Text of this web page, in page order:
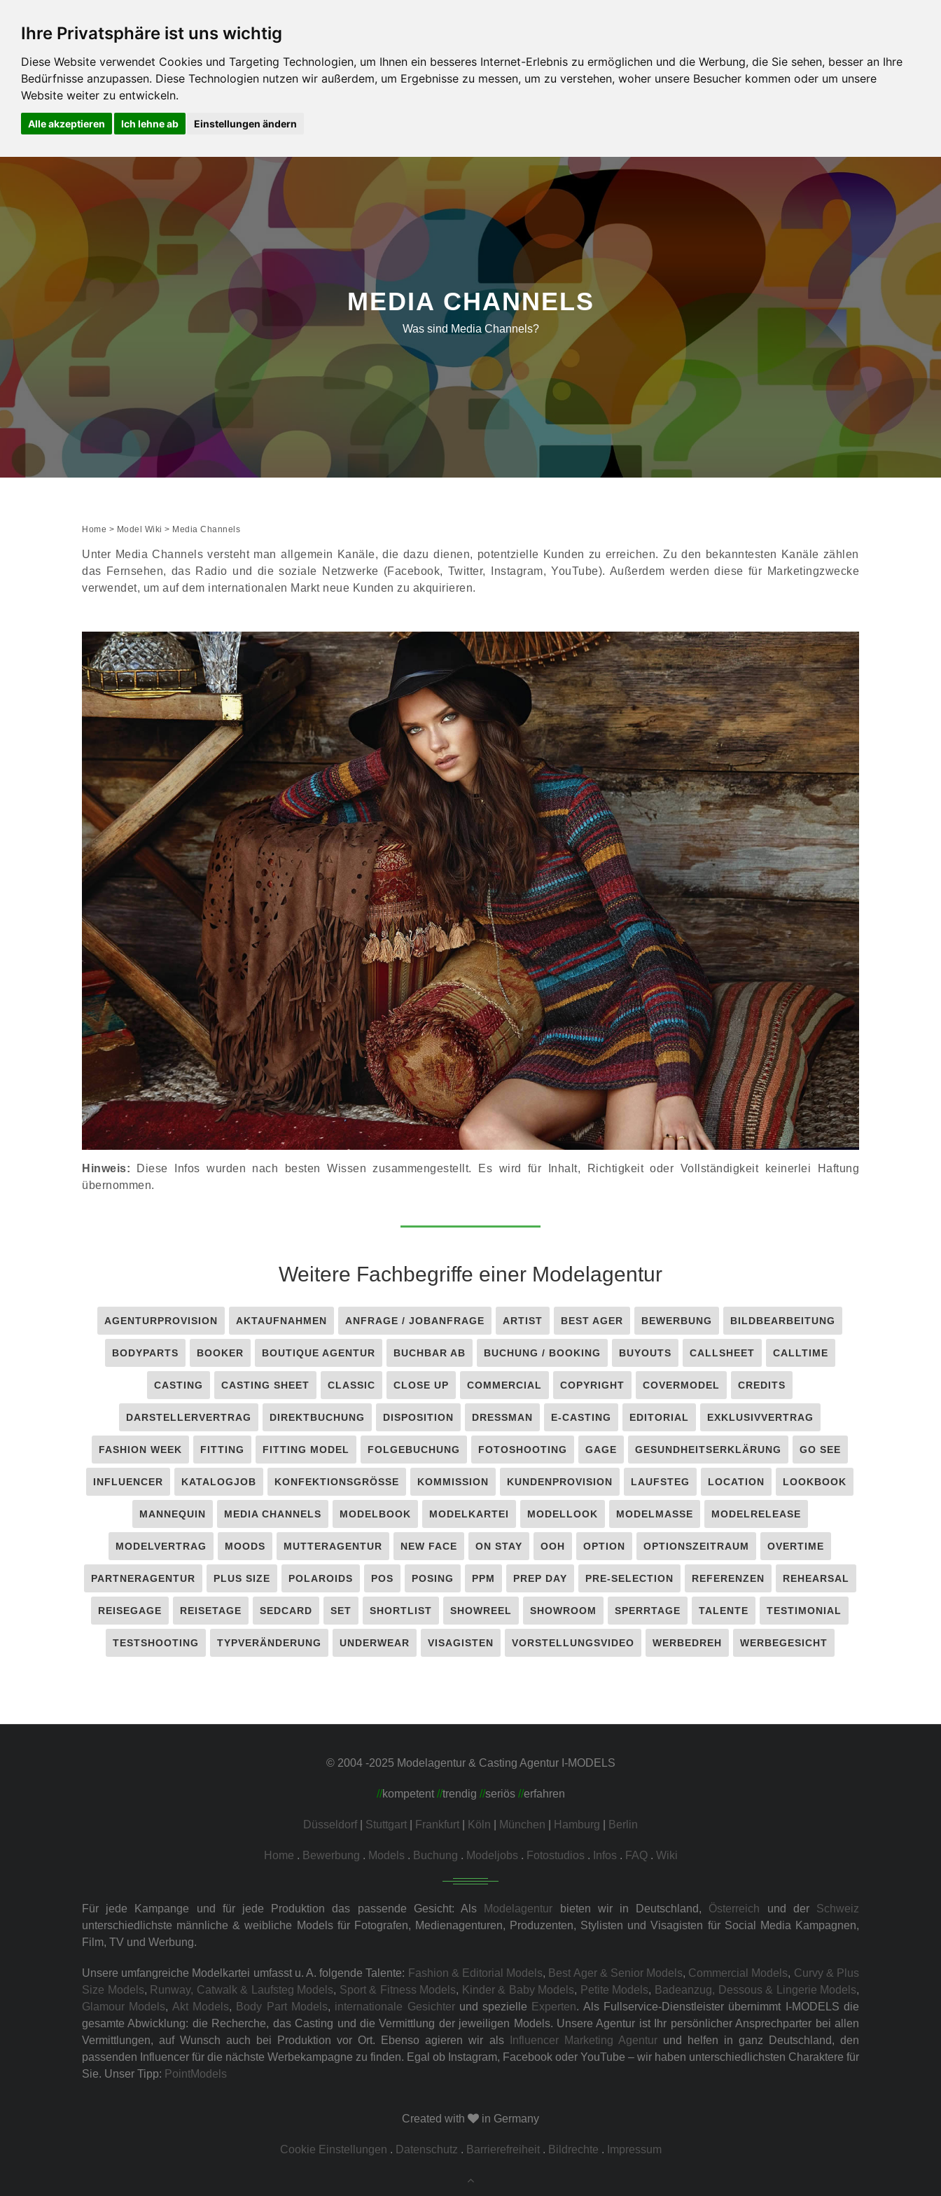
Ihre Privatsphäre ist uns wichtig
Diese Website verwendet Cookies und Targeting Technologien, um Ihnen ein besseres Internet-Erlebnis zu ermöglichen und die Werbung, die Sie sehen, besser an Ihre
Bedürfnisse anzupassen. Diese Technologien nutzen wir außerdem, um Ergebnisse zu messen, um zu verstehen, woher unsere Besucher kommen oder um unsere
Website weiter zu entwickeln.
Alle akzeptieren Ich lehne ab Einstellungen ändern
MEDIA CHANNELS
Was sind Media Channels?
Home > Model Wiki > Media Channels
Unter Media Channels versteht man allgemein Kanäle, die dazu dienen, potentzielle Kunden zu erreichen. Zu den bekanntesten Kanäle zählen
das Fernsehen, das Radio und die soziale Netzwerke (Facebook, Twitter, Instagram, YouTube). Außerdem werden diese für Marketingzwecke
verwendet, um auf dem internationalen Markt neue Kunden zu akquirieren.
Hinweis: Diese Infos wurden nach besten Wissen zusammengestellt. Es wird für Inhalt, Richtigkeit oder Vollständigkeit keinerlei Haftung
übernommen.
Weitere Fachbegriffe einer Modelagentur
AGENTURPROVISION AKTAUFNAHMEN ANFRAGE / JOBANFRAGE ARTIST BEST AGER BEWERBUNG BILDBEARBEITUNG
BODYPARTS BOOKER BOUTIQUE AGENTUR BUCHBAR AB BUCHUNG / BOOKING BUYOUTS CALLSHEET CALLTIME
CASTING CASTING SHEET CLASSIC CLOSE UP COMMERCIAL COPYRIGHT COVERMODEL CREDITS
DARSTELLERVERTRAG DIREKTBUCHUNG DISPOSITION DRESSMAN E-CASTING EDITORIAL EXKLUSIVVERTRAG
FASHION WEEK FITTING FITTING MODEL FOLGEBUCHUNG FOTOSHOOTING GAGE GESUNDHEITSERKLÄRUNG GO SEE
INFLUENCER KATALOGJOB KONFEKTIONSGRÖSSE KOMMISSION KUNDENPROVISION LAUFSTEG LOCATION LOOKBOOK
MANNEQUIN MEDIA CHANNELS MODELBOOK MODELKARTEI MODELLOOK MODELMASSE MODELRELEASE
MODELVERTRAG MOODS MUTTERAGENTUR NEW FACE ON STAY OOH OPTION OPTIONSZEITRAUM OVERTIME
PARTNERAGENTUR PLUS SIZE POLAROIDS POS POSING PPM PREP DAY PRE-SELECTION REFERENZEN REHEARSAL
REISEGAGE REISETAGE SEDCARD SET SHORTLIST SHOWREEL SHOWROOM SPERRTAGE TALENTE TESTIMONIAL
TESTSHOOTING TYPVERÄNDERUNG UNDERWEAR VISAGISTEN VORSTELLUNGSVIDEO WERBEDREH WERBEGESICHT
© 2004 -2025 Modelagentur & Casting Agentur I-MODELS
//kompetent //trendig //seriös //erfahren
Düsseldorf| Stuttgart Frankfurt Köln München Hamburg Berlin
Home . Bewerbung . Models . Buchung . Modeljobs . Fotostudios . Infos . FAQ. Wiki
Für jede Kampange und für jede Produktion das passende Gesicht: Als Modelagentur bieten wir in Deutschland, Österreich und der Schweiz
unterschiedlichste männliche & weibliche Models für Fotografen, Medienagenturen, Produzenten, Stylisten und Visagisten für Social Media Kampagnen,
Film, TV und Werbung.
Unsere umfangreiche Modelkartei umfasst u. A. folgende Talente: Fashion & Editorial Models, Best Ager & Senior Models, Commercial Models, Curvy & Plus
Size Models, Runway, Catwalk & Laufsteg Models, Sport & Fitness Models, Kinder & Baby Models, Petite Models, Badeanzug, Dessous & Lingerie Models,
Glamour Models, Akt Models, Body Part Models, internationale Gesichterund spezielle Experten. Als Fullservice-Dienstleister übernimmt I-MODELS die
gesamte Abwicklung: die Recherche, das Casting und die Vermittlung der jeweiligen Models. Unsere Agentur ist Ihr persönlicher Ansprechparter bei allen
Vermittlungen, auf Wunsch auch bei Produktion vor Ort. Ebenso agieren wir als
Influencer Marketing Agenturund helfen in ganz Deutschland, den
passenden Influencer für die nächste Werbekampagne zu finden. Egal ob Instagram, Facebook oder YouTube – wir haben unterschiedlichsten Charaktere für
Sie. Unser Tipp: PointModels
Created with in Germany
Cookie Einstellungen . Datenschutz . Barrierefreiheit. Bildrechte . Impressum